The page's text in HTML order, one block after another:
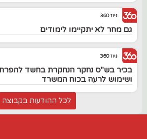
ניוז 360
גם מחר לא יתקיימו לימודים
ניוז 360
בכיר בש"ס נחקר הנחקרת בחשד להפרת
ושימוש לרעה בכוח המשרד
לכל ההודעות בקבוצה